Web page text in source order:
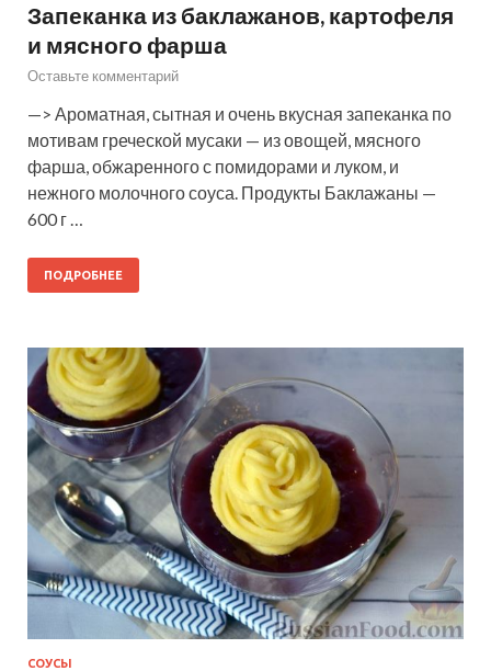
Запеканка из баклажанов, картофеля
и мясного фарша
Оставьте комментарий
—> Ароматная, сытная и очень вкусная запеканка по
мотивам греческой мусаки — из овощей, мясного
фарша, обжаренного с помидорами и луком, и
нежного молочного соуса. Продукты Баклажаны —
600 г …
ПОДРОБНЕЕ
СОУСЫ